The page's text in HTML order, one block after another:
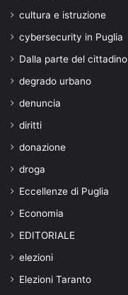
cultura e istruzione
cybersecurity in Puglia
Dalla parte del cittadino
degrado urbano
denuncia
diritti
donazione
droga
Eccellenze di Puglia
Economia
EDITORIALE
elezioni
Elezioni Taranto